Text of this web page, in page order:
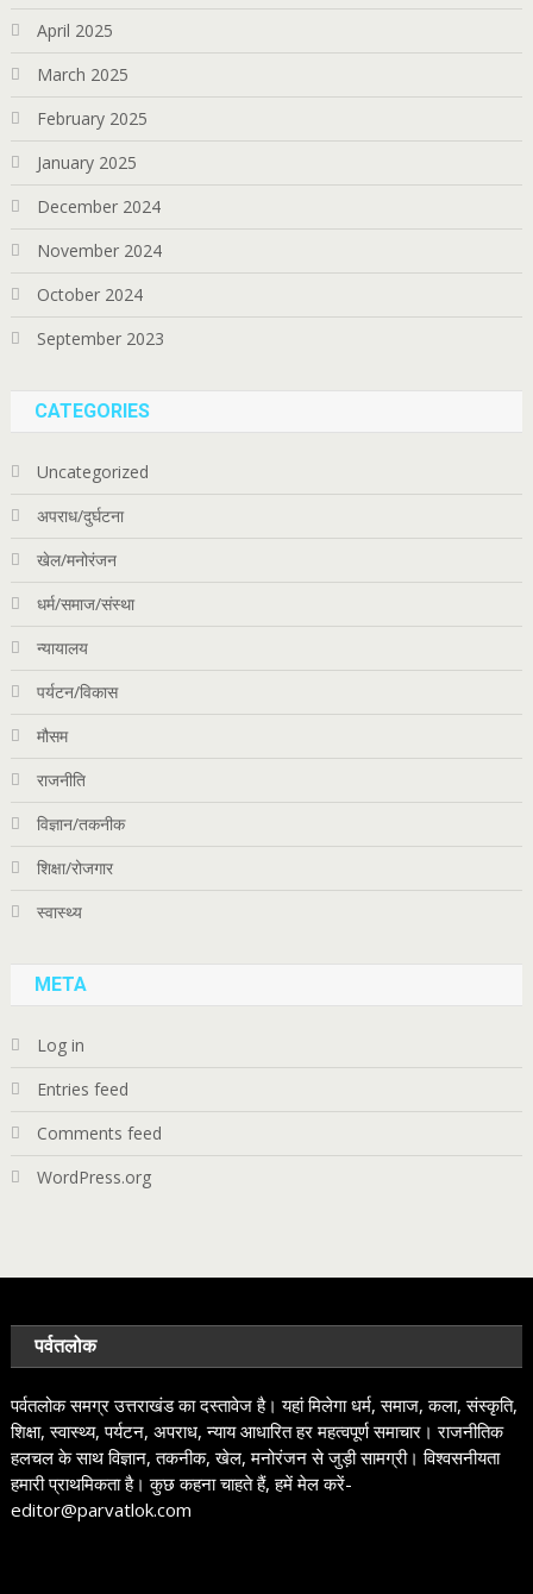
April 2025
March 2025
February 2025
January 2025
December 2024
November 2024
October 2024
September 2023
CATEGORIES
Uncategorized
अपराध/दुर्घटना
खेल/मनोरंजन
धर्म/समाज/संस्था
न्यायालय
पर्यटन/विकास
मौसम
राजनीति
विज्ञान/तकनीक
शिक्षा/रोजगार
स्वास्थ्य
META
Log in
Entries feed
Comments feed
WordPress.org
पर्वतलोक
पर्वतलोक समग्र उत्तराखंड का दस्तावेज है। यहां मिलेगा धर्म, समाज, कला, संस्कृति,
शिक्षा, स्वास्थ्य, पर्यटन, अपराध, न्याय आधारित हर महत्वपूर्ण समाचार। राजनीतिक
हलचल के साथ विज्ञान, तकनीक, खेल, मनोरंजन से जुड़ी सामग्री। विश्वसनीयता
हमारी प्राथमिकता है। कुछ कहना चाहते हैं, हमें मेल करें-
editor@parvatlok.com